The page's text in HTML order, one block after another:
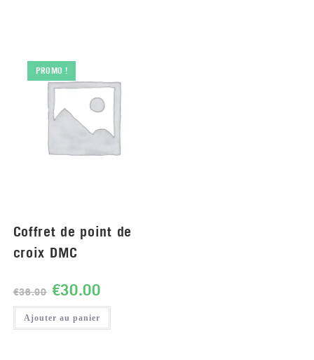
PROMO !
Coffret de point de
croix DMC
€36.90 €30.00
Ajouter au panier